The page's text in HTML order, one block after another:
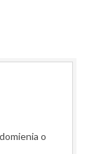
o